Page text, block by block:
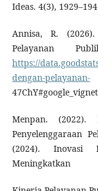
Ideas. 4(3),
Annisa, R.
Pelayanan
https://
dengan-pelayanan-
Menpan. (2022).
Penyelenggaraan
(2024). Inovasi
Meningkatkan